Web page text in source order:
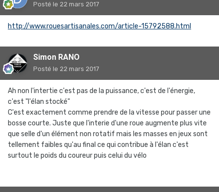
Posté le 22 mars 2017
http://www.rouesartisanales.com/article-15792588.html
Simon RANO
Posté le 22 mars 2017
Ah non l'intertie c'est pas de la puissance, c'est de l'énergie,
c'est "l'élan stocké"
C'est exactement comme prendre de la vitesse pour passer une
bosse courte. Juste que l'interie d'une roue augmente plus vite
que selle d'un élément non rotatif mais les masses en jeux sont
tellement faibles qu'au final ce qui contribue à l'élan c'est
surtout le poids du coureur puis celui du vélo